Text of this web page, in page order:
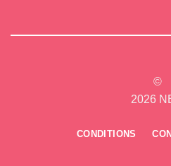
©
2026
CONDITIONS